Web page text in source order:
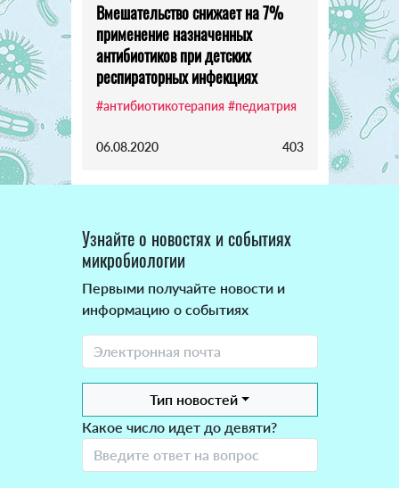
Вмешательство снижает на 7%
применение назначенных
антибиотиков при детских
респираторных инфекциях
#антибиотикотерапия #педиатрия
06.08.2020 403
Узнайте о новостях и событиях
микробиологии
Первыми получайте новости и
информацию о событиях
Тип новостей
Какое число идет до девяти?